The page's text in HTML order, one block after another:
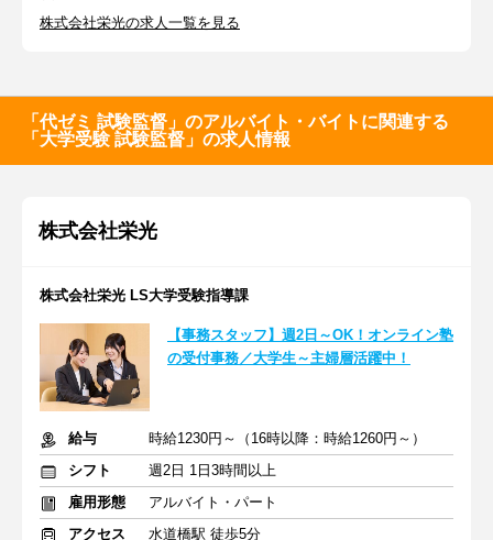
株式会社栄光の求人一覧を見る
「代ゼミ 試験監督」のアルバイト・バイトに関連する
「大学受験 試験監督」の求人情報
株式会社栄光
株式会社栄光 LS大学受験指導課
【事務スタッフ】週2日～OK！オンライン塾
の受付事務／大学生～主婦層活躍中！
給与
時給1230円～（16時以降：時給1260円～）
シフト
週2日 1日3時間以上
雇用形態
アルバイト・パート
アクセス
水道橋駅 徒歩5分